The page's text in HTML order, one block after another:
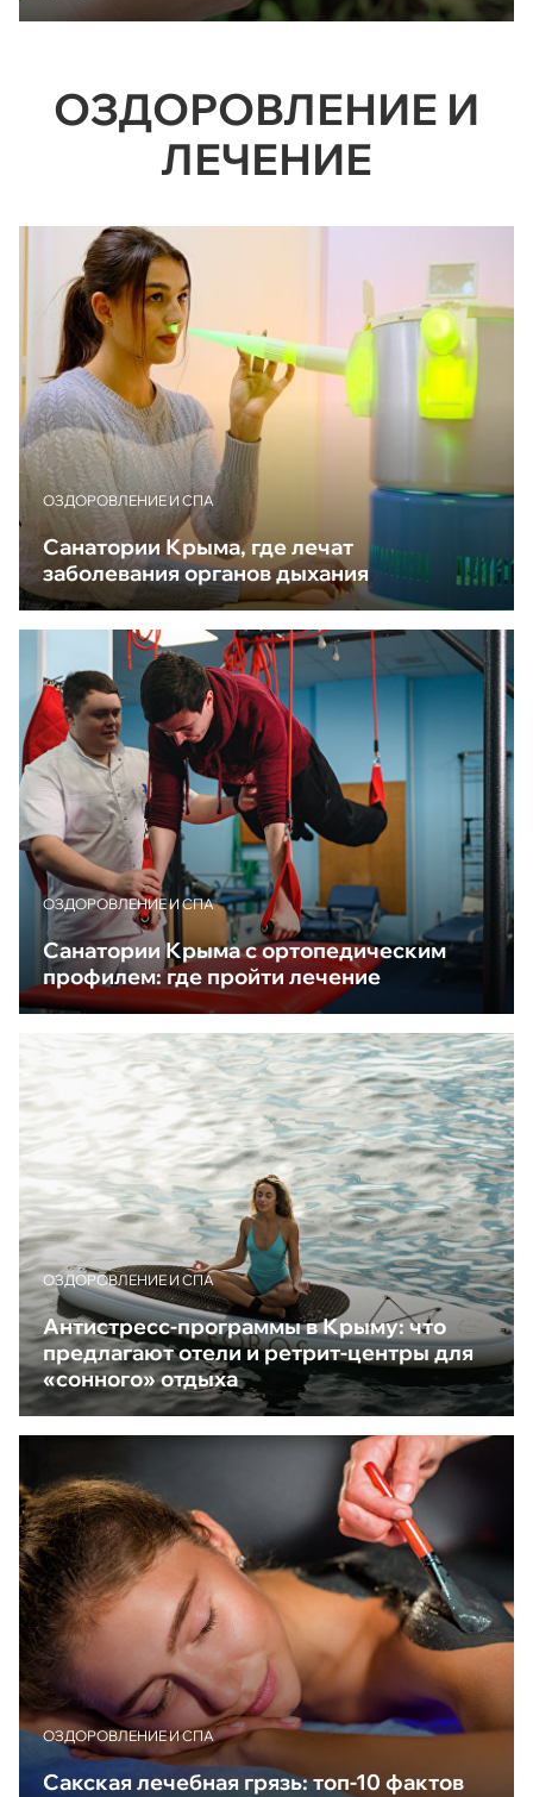
ОЗДОРОВЛЕНИЕ И
ЛЕЧЕНИЕ
ОЗДОРОВЛЕНИЕ И СПА
Санатории Крыма, где лечат
заболевания органов дыхания
ОЗДОРОВЛЕНИЕ И СПА
Санатории Крыма с ортопедическим
профилем: где пройти лечение
ОЗДОРОВЛЕНИЕ И СПА
Антистресс-программы в Крыму: что
предлагают отели и ретрит-центры для
«сонного» отдыха
ОЗДОРОВЛЕНИЕ И СПА
Сакская лечебная грязь: топ-10 фактов